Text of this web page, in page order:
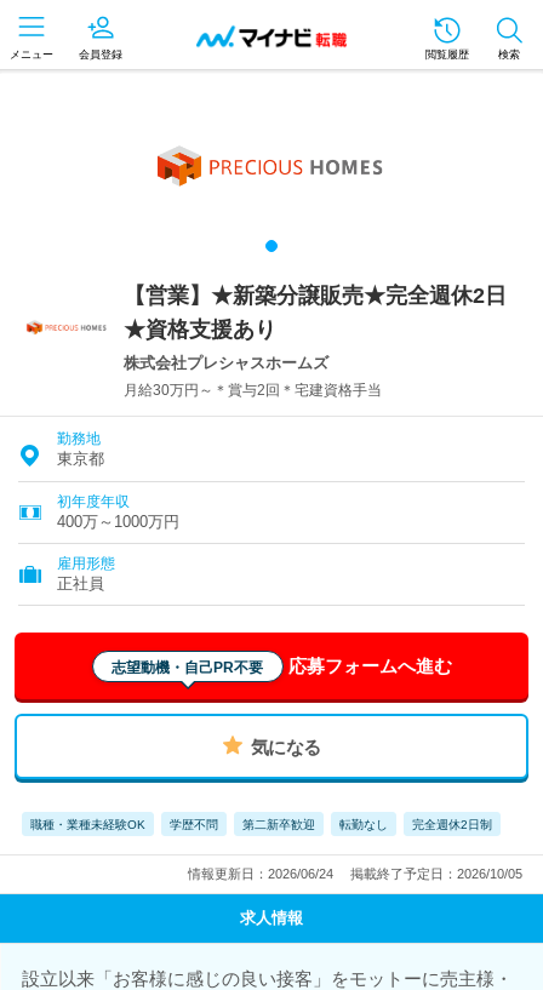
メニュー 会員登録 閲覧履歴 検索
【営業】★新築分譲販売★完全週休2日
★資格支援あり
株式会社プレシャスホームズ
月給30万円～＊賞与2回＊宅建資格手当
勤務地
東京都
初年度年収
400万～1000万円
雇用形態
正社員
志望動機・自己PR不要 応募フォームへ進む
気になる
職種・業種未経験OK 学歴不問 第二新卒歓迎 転勤なし 完全週休2日制
情報更新日：2026/06/24 掲載終了予定日：2026/10/05
求人情報
設立以来「お客様に感じの良い接客」をモットーに売主様・